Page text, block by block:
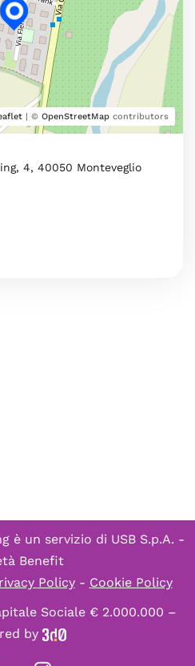
| © OpenStreetMap contributors
4, 40050 Monteveglio
è un servizio di USB S.p.A. -
Benefit
Policy- Cookie Policy
Sociale € 2.000.000 –
by